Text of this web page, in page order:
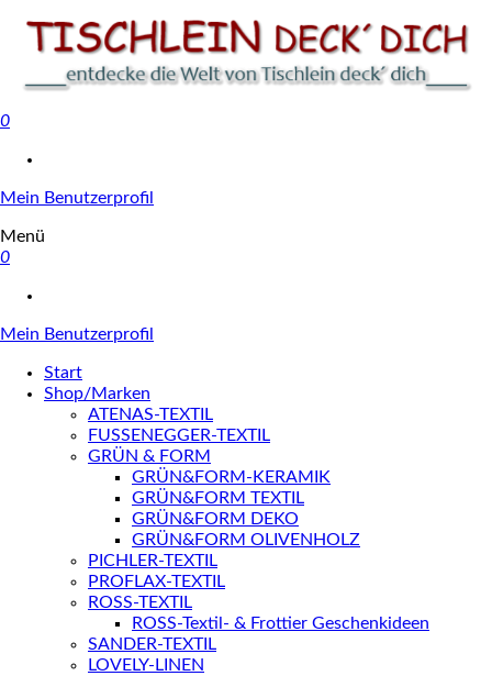
0
Mein Benutzerprofil
Menü
0
Mein Benutzerprofil
Start
Shop/Marken
ATENAS-TEXTIL
FUSSENEGGER-TEXTIL
GRÜN & FORM
GRÜN&FORM-KERAMIK
GRÜN&FORM TEXTIL
GRÜN&FORM DEKO
GRÜN&FORM OLIVENHOLZ
PICHLER-TEXTIL
PROFLAX-TEXTIL
ROSS-TEXTIL
ROSS-Textil- & Frottier Geschenkideen
SANDER-TEXTIL
LOVELY-LINEN